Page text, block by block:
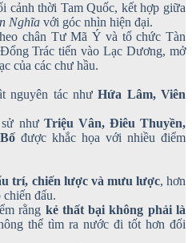
cảnh thời Tam Quốc, kết hợp giữa
Nghĩa với góc nhìn hiện đại.
chân Tư Mã Ý và tổ chức Tàn
Trác tiến vào Lạc Dương, mở
của các chư hầu.
nguyên tác nhưHứa Lâm, Viên
như Triệu Vân, Điêu Thuyền,
được khắc họa với nhiều điểm
trí, chiến lược và mưu lược, hơn
đấu.
rằng kẻ thất bại không phải là
thể tìm ra nước đi tốt hơn đối